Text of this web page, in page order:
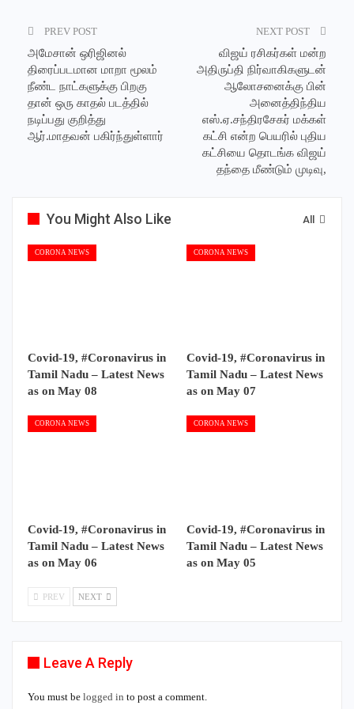
PREV POST
அமேசான் ஒரிஜினல்
திரைப்படமான மாறா மூலம்
நீண்ட நாட்களுக்கு பிறகு
தான் ஒரு காதல் படத்தில்
நடிப்பது குறித்து
ஆர்.மாதவன் பகிர்ந்துள்ளார்
NEXT POST
விஜய் ரசிகர்கள் மன்ற
அதிருப்தி நிர்வாகிகளுடன்
ஆலோசனைக்கு பின்
அனைத்திந்திய
எஸ்.ஏ.சந்திரசேகர் மக்கள்
கட்சி என்ற பெயரில் புதிய
கட்சியை தொடங்க விஜய்
தந்தை மீண்டும் முடிவு,
All
You Might Also Like
CORONA NEWS
Covid-19, #Coronavirus in
Tamil Nadu – Latest News
as on May 08
CORONA NEWS
Covid-19, #Coronavirus in
Tamil Nadu – Latest News
as on May 07
CORONA NEWS
Covid-19, #Coronavirus in
Tamil Nadu – Latest News
as on May 06
CORONA NEWS
Covid-19, #Coronavirus in
Tamil Nadu – Latest News
as on May 05
PREV NEXT
Leave A Reply
You must be logged in to post a comment.